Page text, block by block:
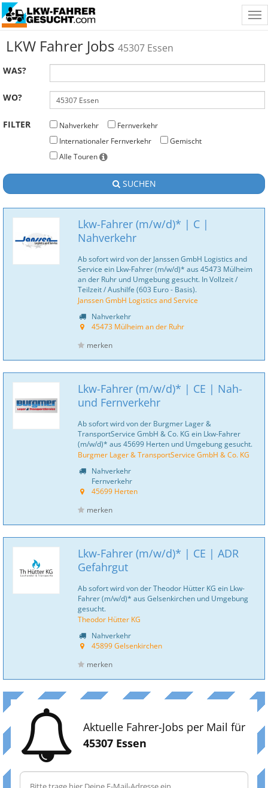
LKW Fahrer Jobs 45307 Essen
WAS?
WO?
FILTER Nahverkehr
Fernverkehr
Internationaler Fernverkehr
Gemischt
Alle Touren
SUCHEN
Lkw-Fahrer (m/w/d)* | C |
Nahverkehr
Ab sofort wird von der Janssen GmbH Logistics and
Service ein Lkw-Fahrer (m/w/d)* aus 45473 Mülheim
an der Ruhr und Umgebung gesucht. In Vollzeit /
Teilzeit / Aushilfe (603 Euro - Basis).
Janssen GmbH Logistics and Service
Nahverkehr
45473 Mülheim an der Ruhr
merken
Lkw-Fahrer (m/w/d)* | CE | Nah-
und Fernverkehr
Ab sofort wird von der Burgmer Lager &
TransportService GmbH & Co. KG ein Lkw-Fahrer
(m/w/d)* aus 45699 Herten und Umgebung gesucht.
Burgmer Lager & TransportService GmbH & Co. KG
Nahverkehr
Fernverkehr
45699 Herten
merken
Lkw-Fahrer (m/w/d)* | CE | ADR
Gefahrgut
Ab sofort wird von der Theodor Hütter KG ein Lkw-
Fahrer (m/w/d)* aus Gelsenkirchen und Umgebung
gesucht.
Theodor Hütter KG
Nahverkehr
45899 Gelsenkirchen
merken
Aktuelle Fahrer-Jobs per Mail für
45307 Essen